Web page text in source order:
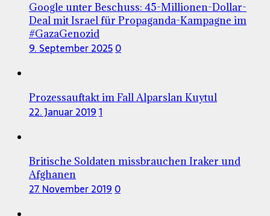
Google unter Beschuss: 45-Millionen-Dollar-
Deal mit Israel für Propaganda-Kampagne im
#GazaGenozid
9. September 20250
Prozessauftakt im Fall Alparslan Kuytul
22. Januar 20191
Britische Soldaten missbrauchen Iraker und
Afghanen
27. November 2019 0